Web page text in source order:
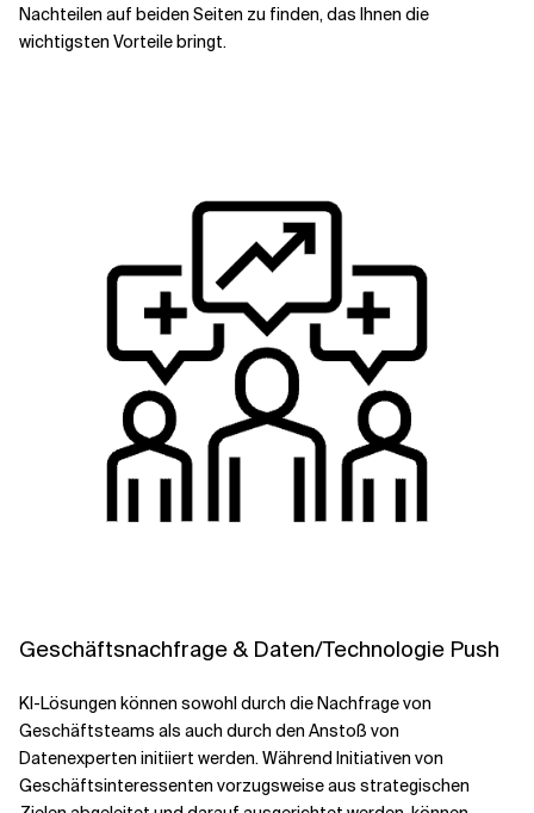
Nachteilen auf beiden Seiten zu finden, das Ihnen die
wichtigsten Vorteile bringt.
Geschäftsnachfrage & Daten/Technologie Push
KI-Lösungen können sowohl durch die Nachfrage von
Geschäftsteams als auch durch den Anstoß von
Datenexperten initiiert werden. Während Initiativen von
Geschäftsinteressenten vorzugsweise aus strategischen